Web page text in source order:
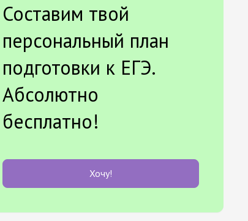
Составим твой
персональный план
подготовки к ЕГЭ.
Абсолютно
бесплатно!
Хочу!